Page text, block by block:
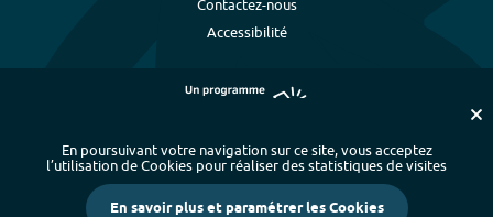
Contactez-nous
Accessibilité
Plan du site - Index alphabétique
-
Mentions légales et données personnelles
- Paramétrer les cookies
En poursuivant votre navigation sur ce site, vous acceptez
l’utilisation de Cookies pour réaliser des statistiques de visites
En savoir plus et paramétrer les Cookies